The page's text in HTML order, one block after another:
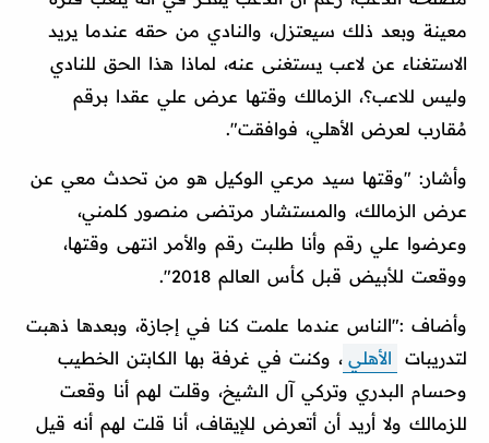
معينة وبعد ذلك سيعتزل، والنادي من حقه عندما يريد
الاستغناء عن لاعب يستغنى عنه، لماذا هذا الحق للنادي
وليس للاعب؟، الزمالك وقتها عرض علي عقدا برقم
مُقارب لعرض الأهلي، فوافقت".
وأشار: "وقتها سيد مرعي الوكيل هو من تحدث معي عن
عرض الزمالك، والمستشار مرتضى منصور كلمني،
وعرضوا علي رقم وأنا طلبت رقم والأمر انتهى وقتها،
ووقعت للأبيض قبل كأس العالم 2018".
وأضاف :"الناس عندما علمت كنا في إجازة، وبعدها ذهبت
لتدريبات
الأهلي ، وكنت في غرفة بها الكابتن الخطيب
وحسام البدري وتركي آل الشيخ، وقلت لهم أنا وقعت
للزمالك ولا أريد أن أتعرض للإيقاف، أنا قلت لهم أنه قيل